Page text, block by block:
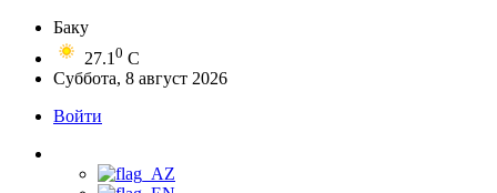
Баку
27.1 0 C
Суббота, 8 август 2026
Войти